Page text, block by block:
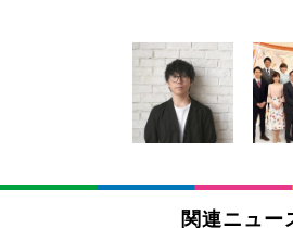
[EdoErgo] オフィスチェ
い 跳ね上げ式アームレス
キング pc 事務椅子 360
ン樹脂ベース 通気性メッ
(黒網+黒枠+黒足)
￥5,699
SIHOO B100 オフィスチ
ュチェア 人間工学 疲れな
EIZO ビジネス向けプレ
EV3240X-WT | 31.5型4K
イト
￥105,595
EIZO ビジネス向けプレ
Amazonベーシック ペッ
回使い捨て 無香料 ホワ
￥3,373
Amazonベーシック ペッ
x2袋(84枚) ホワイト(吸収
関連ニュー